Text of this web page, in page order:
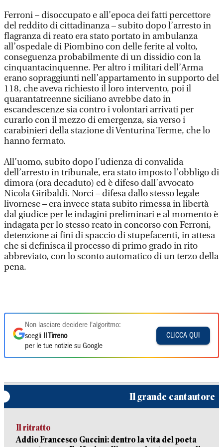
Ferroni – disoccupato e all’epoca dei fatti percettore
del reddito di cittadinanza – subito dopo l’arresto in
flagranza di reato era stato portato in ambulanza
all’ospedale di Piombino con delle ferite al volto,
conseguenza probabilmente di un dissidio con la
cinquantacinquenne. Per altro i militari dell’Arma
erano sopraggiunti nell’appartamento in supporto del
118, che aveva richiesto il loro intervento, poi il
quarantatreenne siciliano avrebbe dato in
escandescenze sia contro i volontari arrivati per
curarlo con il mezzo di emergenza, sia verso i
carabinieri della stazione di Venturina Terme, che lo
hanno fermato.
All’uomo, subito dopo l’udienza di convalida
dell’arresto in tribunale, era stato imposto l’obbligo di
dimora (ora decaduto) ed è difeso dall’avvocato
Nicola Giribaldi. Norci – difesa dallo stesso legale
livornese – era invece stata subito rimessa in libertà
dal giudice per le indagini preliminari e al momento è
indagata per lo stesso reato in concorso con Ferroni,
detenzione ai fini di spaccio di stupefacenti, in attesa
che si definisca il processo di primo grado in rito
abbreviato, con lo sconto automatico di un terzo della
pena.
Non lasciare decidere l'algoritmo:
scegli
Il Tirreno
per le tue notizie su Google
CLICCA QUI
Il grande cantautore
Il ritratto
Addio Francesco Guccini: dentro la vita del poeta